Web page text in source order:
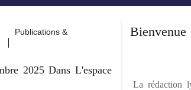
Publications &
2025 Dans L'espace
Bienvenue
La rédaction